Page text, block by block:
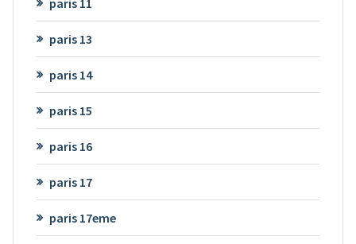
paris 13
paris 14
paris 15
paris 16
paris 17
paris 17eme